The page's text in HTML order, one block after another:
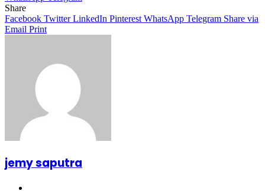
Share
Facebook Twitter LinkedIn Pinterest WhatsApp Telegram Share via
Email Print
jemy saputra